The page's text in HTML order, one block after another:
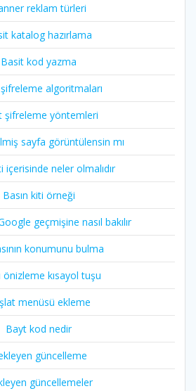
reklam türleri
katalog hazırlama
Basit kod yazma
algoritmaları
şifreleme yöntemleri
sayfa görüntülensin mı
içerisinde neler olmalıdır
Basın kiti örneği
geçmişine nasıl bakılır
konumunu bulma
önizleme kısayol tuşu
menüsü ekleme
Bayt kod nedir
güncelleme
güncellemeler